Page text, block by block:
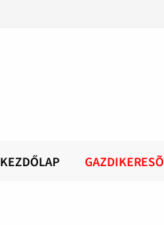
KEZDŐLAP GAZDIKERESÕ